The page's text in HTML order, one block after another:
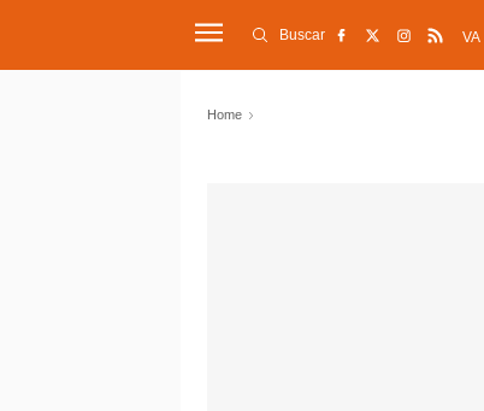
Buscar VA
Home